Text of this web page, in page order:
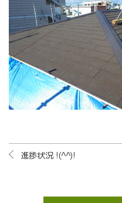
進捗状況 !(^^)!